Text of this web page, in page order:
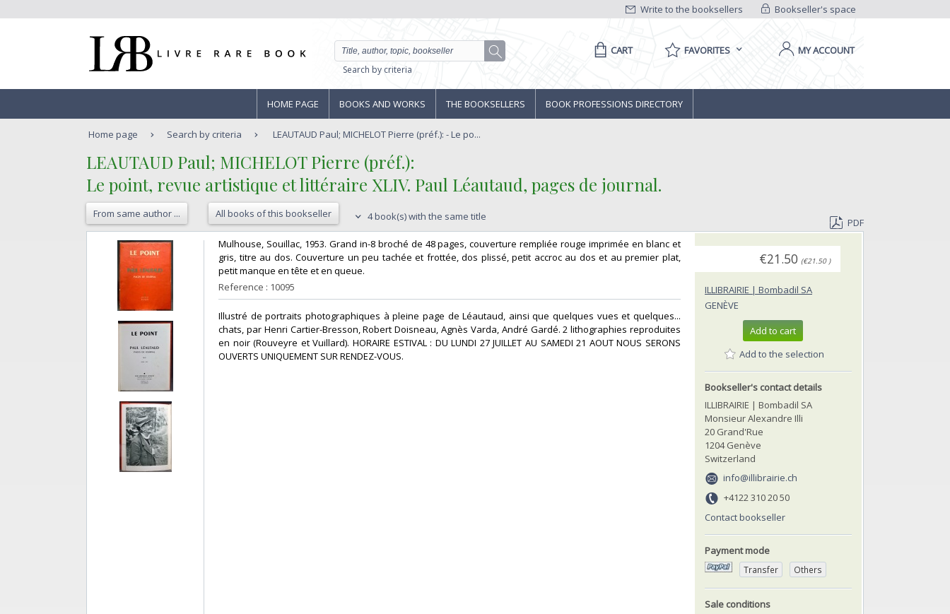
Bookseller's space
Write to the booksellers
Search by criteria
CART FAVORITES MY ACCOUNT
HOME PAGE BOOKS AND WORKS THE BOOKSELLERS BOOK PROFESSIONS DIRECTORY
Home page Search by criteria LEAUTAUD Paul; MICHELOT Pierre (préf.): - Le po...
‎LEAUTAUD Paul; MICHELOT Pierre (préf.):‎
‎Le point, revue artistique et littéraire XLIV. Paul Léautaud, pages de journal.‎
From same author ... All books of this bookseller 4 book(s) with the same title
PDF
‎Mulhouse, Souillac, 1953. Grand in-8 broché de 48 pages, couverture rempliée rouge imprimée en blanc et
gris, titre au dos. Couverture un peu tachée et frottée, dos plissé, petit accroc au dos et au premier plat,
petit manque en tête et en queue. ‎
Reference : 10095
‎Illustré de portraits photographiques à pleine page de Léautaud, ainsi que quelques vues et quelques...
chats, par Henri Cartier-Bresson, Robert Doisneau, Agnès Varda, André Gardé. 2 lithographies reproduites
en noir (Rouveyre et Vuillard). HORAIRE ESTIVAL : DU LUNDI 27 JUILLET AU SAMEDI 21 AOUT NOUS SERONS
OUVERTS UNIQUEMENT SUR RENDEZ-VOUS.‎
€21.50 (€21.50 )
ILLIBRAIRIE | Bombadil SA
GENÈVE
Add to cart
Add to the selection
Bookseller's contact details
ILLIBRAIRIE | Bombadil SA
Monsieur Alexandre Illi
20 Grand'Rue
1204 Genève
Switzerland
info@illibrairie.ch
+4122 310 20 50
Contact bookseller
Payment mode
Transfer Others
Sale conditions